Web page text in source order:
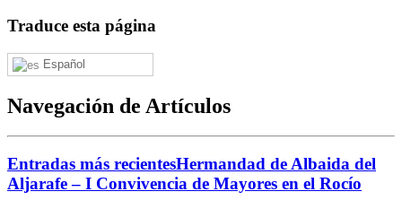
Traduce esta página
Español
Navegación de Artículos
Entradas más recientesHermandad de Albaida del
Aljarafe – I Convivencia de Mayores en el Rocío